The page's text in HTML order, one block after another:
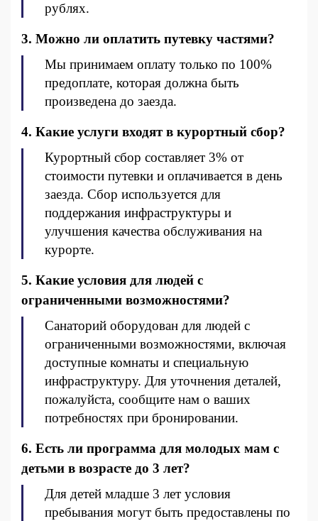
рублях.
3. Можно ли оплатить путевку частями?
Мы принимаем оплату только по 100%
предоплате, которая должна быть
произведена до заезда.
4. Какие услуги входят в курортный сбор?
Курортный сбор составляет 3% от
стоимости путевки и оплачивается в день
заезда. Сбор используется для
поддержания инфраструктуры и
улучшения качества обслуживания на
курорте.
5. Какие условия для людей с
ограниченными возможностями?
Санаторий оборудован для людей с
ограниченными возможностями, включая
доступные комнаты и специальную
инфраструктуру. Для уточнения деталей,
пожалуйста, сообщите нам о ваших
потребностях при бронировании.
6. Есть ли программа для молодых мам с
детьми в возрасте до 3 лет?
Для детей младше 3 лет условия
пребывания могут быть предоставлены по